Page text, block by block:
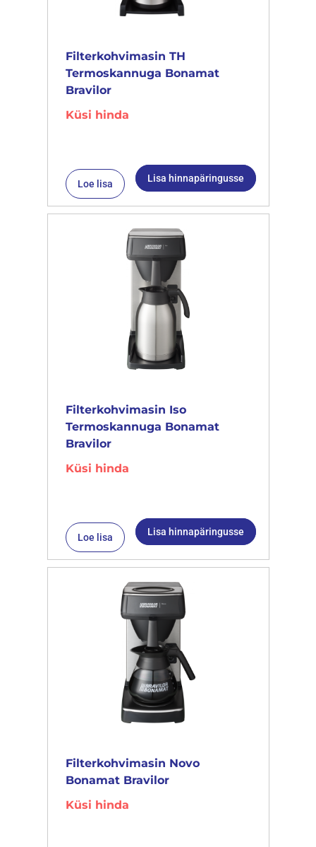
Filterkohvimasin TH
Termoskannuga Bonamat
Bravilor
Küsi hinda
Loe lisa Lisa hinnapäringusse
Filterkohvimasin Iso
Termoskannuga Bonamat
Bravilor
Küsi hinda
Loe lisa Lisa hinnapäringusse
Filterkohvimasin Novo
Bonamat Bravilor
Küsi hinda